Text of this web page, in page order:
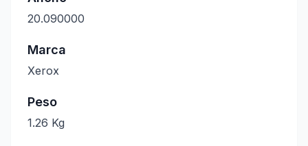
20.090000
Marca
Xerox
Peso
1.26 Kg